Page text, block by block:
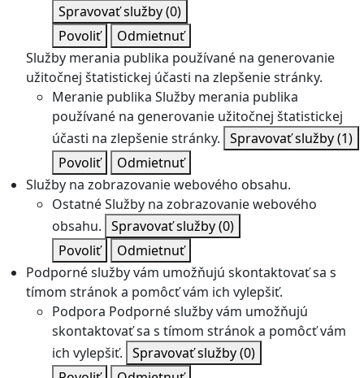
Spravovať služby(0)
Povoliť
Odmietnuť
Služby merania publika používané na generovanie
užitočnej štatistickej účasti na zlepšenie stránky.
Meranie publika Služby merania publika
používané na generovanie užitočnej štatistickej
účasti na zlepšenie stránky. Spravovať služby(1)
Povoliť
Odmietnuť
Služby na zobrazovanie webového obsahu.
OstatnéSlužby na zobrazovanie webového
obsahu. Spravovať služby(0)
Povoliť
Odmietnuť
Podporné služby vám umožňujú skontaktovať sa s
tímom stránok a pomôcť vám ich vylepšiť.
Podpora Podporné služby vám umožňujú
skontaktovať sa s tímom stránok a pomôcť vám
ich vylepšiť. Spravovať služby(0)